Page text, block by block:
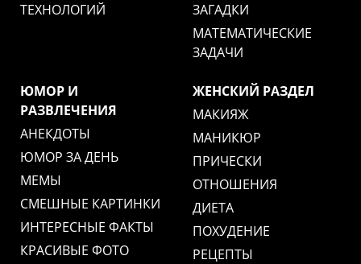
ТЕХНОЛОГИЙ
ЗАГАДКИ
МАТЕМАТИЧЕСКИЕ
ЗАДАЧИ
ЮМОР И
РАЗВЛЕЧЕНИЯ
АНЕКДОТЫ
ЮМОР ЗА ДЕНЬ
МЕМЫ
СМЕШНЫЕ КАРТИНКИ
ИНТЕРЕСНЫЕ ФАКТЫ
КРАСИВЫЕ ФОТО
ЖЕНСКИЙ РАЗДЕЛ
МАКИЯЖ
МАНИКЮР
ПРИЧЕСКИ
ОТНОШЕНИЯ
ДИЕТА
ПОХУДЕНИЕ
РЕЦЕПТЫ